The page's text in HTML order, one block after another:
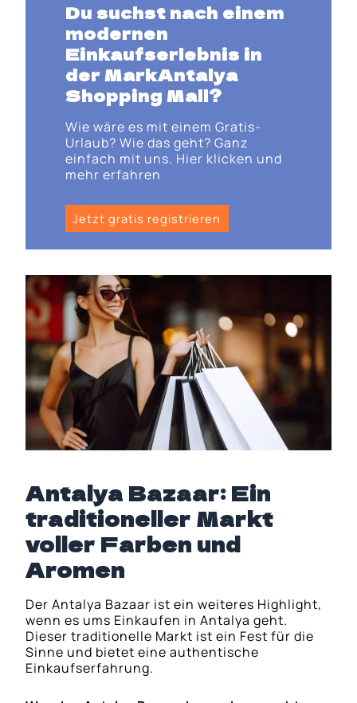
Du suchst nach einem
modernen
Einkaufserlebnis in
der MarkAntalya
Shopping Mall?
Wie wäre es mit einem Gratis-
Urlaub? Wie das geht? Ganz
einfach mit uns. Hier klicken und
mehr erfahren
Jetzt gratis registrieren
Antalya Bazaar: Ein
traditioneller Markt
voller Farben und
Aromen
Der Antalya Bazaar ist ein weiteres Highlight,
wenn es ums Einkaufen in Antalya geht.
Dieser traditionelle Markt ist ein Fest für die
Sinne und bietet eine authentische
Einkaufserfahrung.